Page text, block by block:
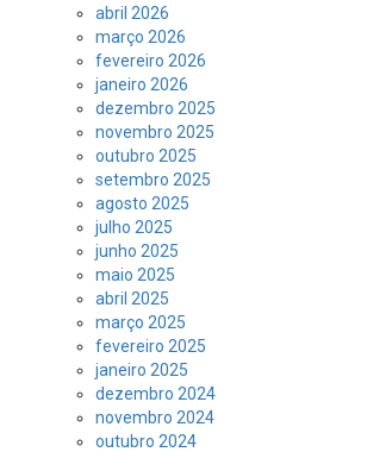
abril 2026
março 2026
fevereiro 2026
janeiro 2026
dezembro 2025
novembro 2025
outubro 2025
setembro 2025
agosto 2025
julho 2025
junho 2025
maio 2025
abril 2025
março 2025
fevereiro 2025
janeiro 2025
dezembro 2024
novembro 2024
outubro 2024